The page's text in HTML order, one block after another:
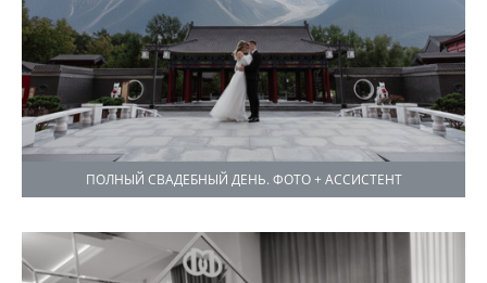
ПОЛНЫЙ СВАДЕБНЫЙ ДЕНЬ. ФОТО + АССИСТЕНТ